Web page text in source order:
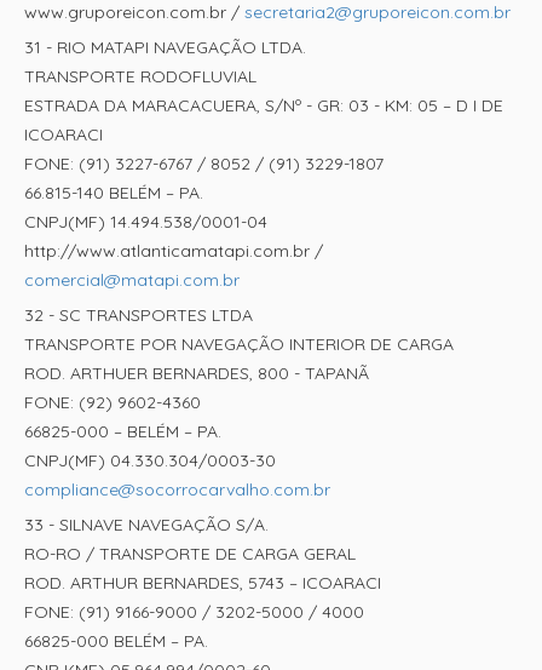
www.gruporeicon.com.br / secretaria2@gruporeicon.com.br
31 - RIO MATAPI NAVEGAÇÃO LTDA.
TRANSPORTE RODOFLUVIAL
ESTRADA DA MARACACUERA, S/Nº - GR: 03 - KM: 05 – D I DE
ICOARACI
FONE: (91) 3227-6767 / 8052 / (91) 3229-1807
66.815-140 BELÉM – PA.
CNPJ(MF) 14.494.538/0001-04
http://www.atlanticamatapi.com.br /
comercial@matapi.com.br
32 - SC TRANSPORTES LTDA
TRANSPORTE POR NAVEGAÇÃO INTERIOR DE CARGA
ROD. ARTHUER BERNARDES, 800 - TAPANÃ
FONE: (92) 9602-4360
66825-000 – BELÉM – PA.
CNPJ(MF) 04.330.304/0003-30
compliance@socorrocarvalho.com.br
33 - SILNAVE NAVEGAÇÃO S/A.
RO-RO / TRANSPORTE DE CARGA GERAL
ROD. ARTHUR BERNARDES, 5743 – ICOARACI
FONE: (91) 9166-9000 / 3202-5000 / 4000
66825-000 BELÉM – PA.